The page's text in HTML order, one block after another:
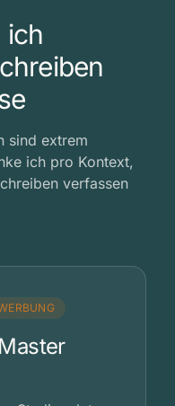
ich
sind extrem
ich pro Kontext,
verfassen